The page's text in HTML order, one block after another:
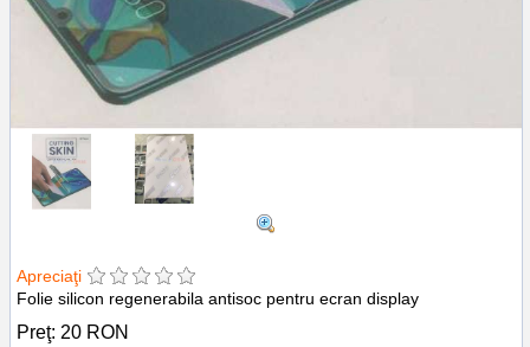
Apreciaţi
Folie silicon regenerabila antisoc pentru ecran display
Preţ: 20 RON